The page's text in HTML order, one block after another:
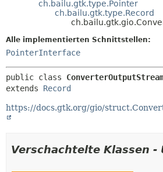
ch.bailu.gtk.type.Pointer
ch.bailu.gtk.type.Record
Alle implementierten Schnittstellen:
PointerInterface
public class
extends Record
https://docs.gtk.org/gio/
Verschachtelte Klassen -